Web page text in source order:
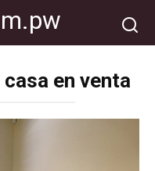
en venta